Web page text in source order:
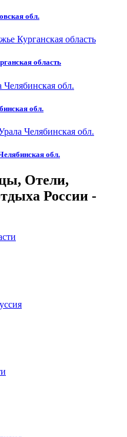
обл.
область
обл.
обл.
Отели,
России -